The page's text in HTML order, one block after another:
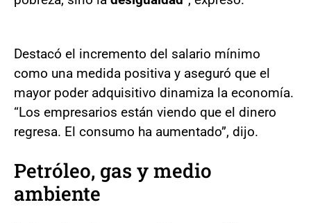
Destacó el incremento del salario mínimo
como una medida positiva y aseguró que el
mayor poder adquisitivo dinamiza la economía.
“Los empresarios están viendo que el dinero
regresa. El consumo ha aumentado”, dijo.
Petróleo, gas y medio
ambiente